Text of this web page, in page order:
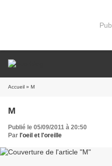
Accueil » M
M
Publié le 05/09/2011 à 20:50
Par l'oeil et l'oreille